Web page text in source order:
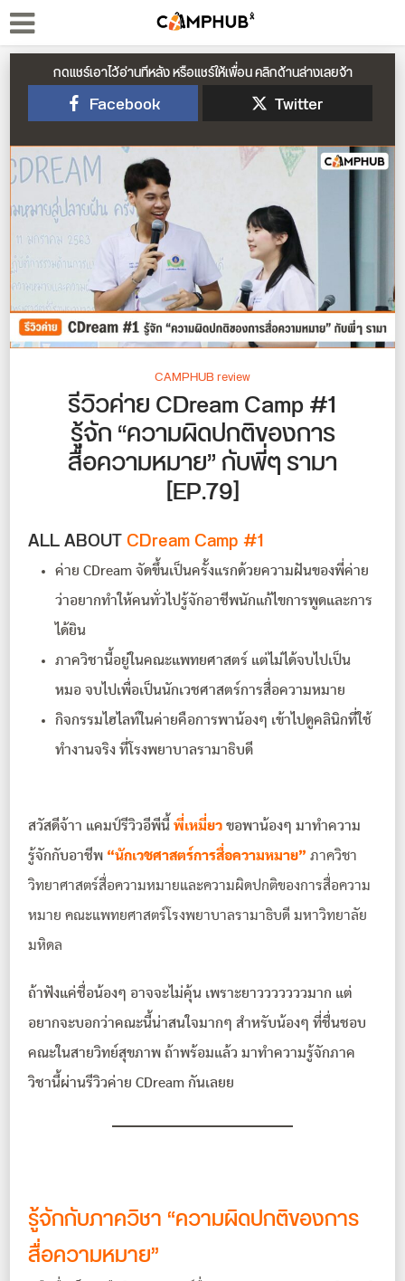
กดแชร์เอาไว้อ่านทีหลัง หรือแชร์ให้เพื่อน คลิกด้านล่างเลยจ้า
Facebook Twitter
CAMPHUB review
รีวิวค่าย CDream Camp #1
รู้จัก “ความผิดปกติของการ
สื่อความหมาย” กับพี่ๆ รามา
[EP.79]
ALL ABOUTCDream Camp #1
ค่าย CDream จัดขึ้นเป็นครั้งแรกด้วยความฝันของพี่ค่าย
ว่าอยากทำให้คนทั่วไปรู้จักอาชีพนักแก้ไขการพูดและการ
ได้ยิน
ภาควิชานี้อยู่ในคณะแพทยศาสตร์ แต่ไม่ได้จบไปเป็น
หมอ จบไปเพื่อเป็นนักเวชศาสตร์การสื่อความหมาย
กิจกรรมไฮไลท์ในค่ายคือการพาน้องๆ เข้าไปดูคลินิกที่ใช้
ทำงานจริง ที่โรงพยาบาลรามาธิบดี
สวัสดีจ้าา แคมป์รีวิวอีพีนี้พี่เหมี่ยว ขอพาน้องๆ มาทำความ
รู้จักกับอาชีพ “นักเวชศาสตร์การสื่อความหมาย” ภาควิชา
วิทยาศาสตร์สื่อความหมายและความผิดปกติของการสื่อความ
หมายคณะแพทยศาสตร์โรงพยาบาลรามาธิบดี มหาวิทยาลัย
มหิดล
ถ้าฟังแค่ชื่อน้องๆ อาจจะไม่คุ้น เพราะยาวววววววมาก แต่
อยากจะบอกว่าคณะนี้น่าสนใจมากๆ สำหรับน้องๆ ที่ชื่นชอบ
คณะในสายวิทย์สุขภาพ ถ้าพร้อมแล้ว มาทำความรู้จักภาค
วิชานี้ผ่านรีวิวค่าย CDream กันเลยย
รู้จักกับภาควิชา “ความผิดปกติของการ
สื่อความหมาย”